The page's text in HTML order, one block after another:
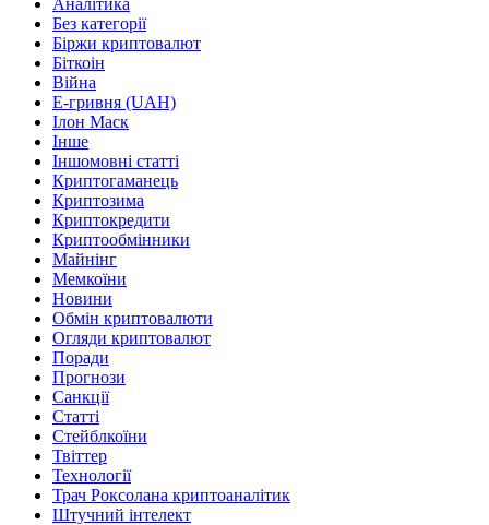
Без категорії
Біржи криптовалют
Біткоін
Війна
Е-гривня (UAH)
Ілон Маск
Інше
Іншомовні статті
Криптогаманець
Криптозима
Криптокредити
Криптообмінники
Майнінг
Мемкоїни
Новини
Обмін криптовалюти
Огляди криптовалют
Поради
Прогнози
Санкції
Статті
Стейблкоїни
Твіттер
Технології
Трач Роксолана криптоаналітик
Штучний інтелект